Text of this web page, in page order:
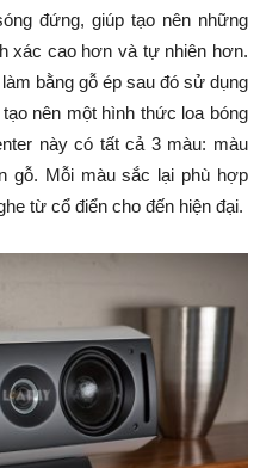
đứng, giúp tạo nên những
xác cao hơn và tự nhiên hơn.
bằng gỗ ép sau đó sử dụng
nên một hình thức loa bóng
này có tất cả 3 màu: màu
gỗ. Mỗi màu sắc lại phù hợp
từ cổ điển cho đến hiện đại.